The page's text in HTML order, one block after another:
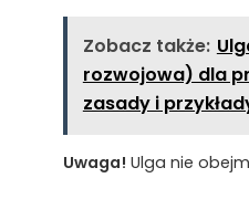
Zobacz także:
rozwojowa) dla
zasady i
Uwaga! Ulga nie